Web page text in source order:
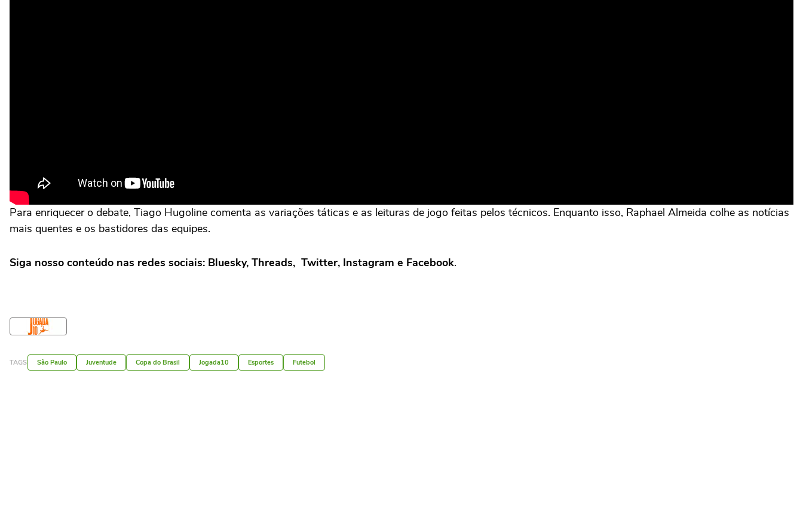
Para enriquecer o debate, Tiago Hugoline comenta as variações táticas e as leituras de jogo feitas pelos técnicos. Enquanto isso, Raphael Almeida colhe as notícias
mais quentes e os bastidores das equipes.
Siga nosso conteúdo nas redes sociais: Bluesky, Threads, Twitter, Instagram e Facebook.
TAGS São Paulo Juventude Copa do Brasil Jogada10 Esportes Futebol